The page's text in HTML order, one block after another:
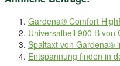
Gardena® Comfort
Universalbeil 900 B von
Spaltaxt von Gardena®
Entspannung finden in